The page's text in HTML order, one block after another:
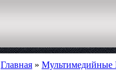
Главная »